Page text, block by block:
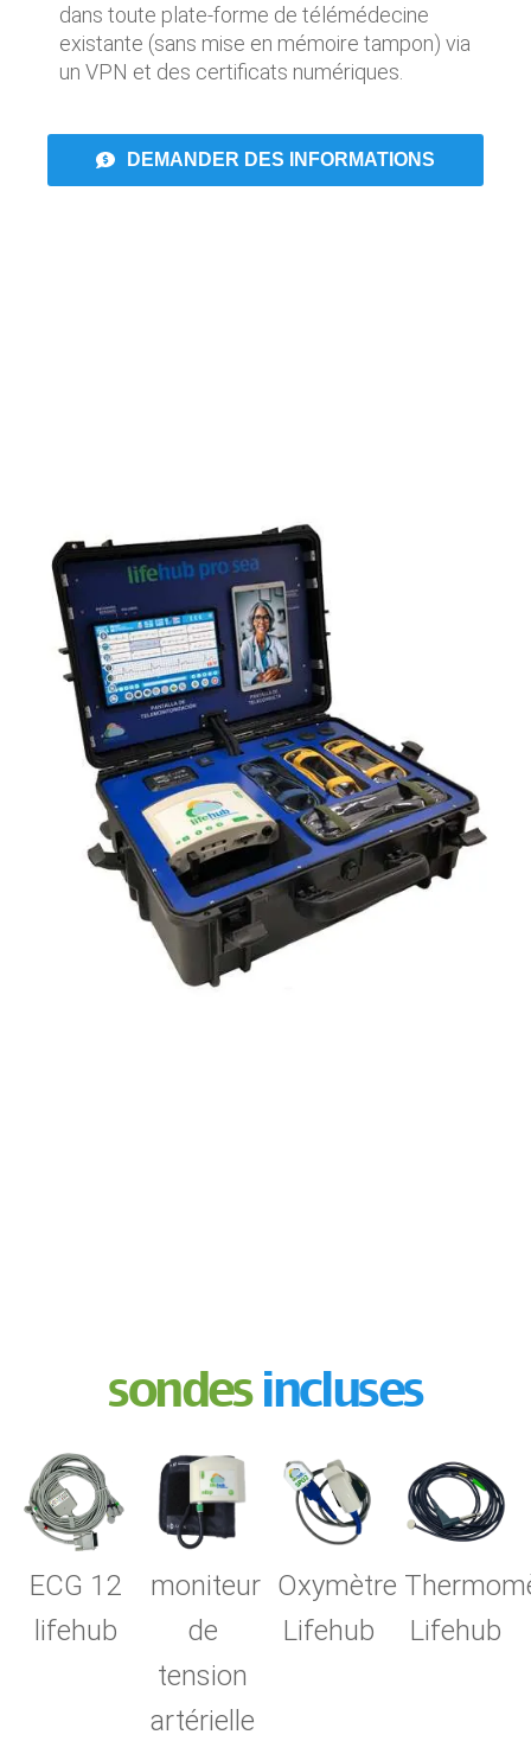
dans toute plate-forme de télémédecine
existante (sans mise en mémoire tampon) via
un VPN et des certificats numériques.
DEMANDER DES INFORMATIONS
sondes incluses
ECG 12
lifehub
moniteur
de
tension
artérielle
Oxymètre
Lifehub
Lifehub